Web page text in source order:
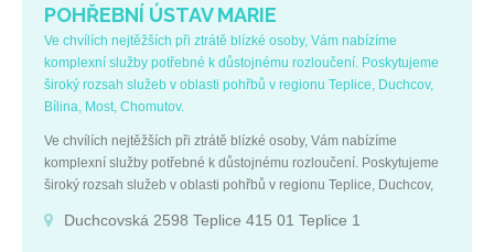
POHŘEBNÍ ÚSTAV MARIE
Ve chvílích nejtěžších při ztrátě blízké osoby, Vám nabízíme
komplexní služby potřebné k důstojnému rozloučení. Poskytujeme
široký rozsah služeb v oblasti pohřbů v regionu Teplice, Duchcov,
Bílina, Most, Chomutov.
Ve chvílích nejtěžších při ztrátě blízké osoby, Vám nabízíme
komplexní služby potřebné k důstojnému rozloučení. Poskytujeme
široký rozsah služeb v oblasti pohřbů v regionu Teplice, Duchcov,
Duchcovská 2598 Teplice 415 01 Teplice 1